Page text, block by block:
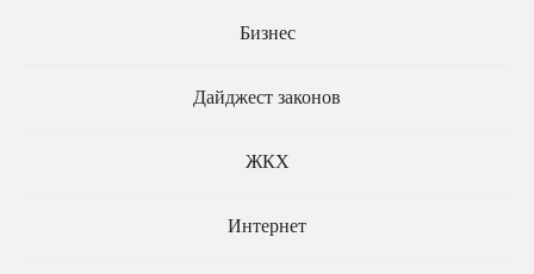
Бизнес
Дайджест законов
ЖКХ
Интернет